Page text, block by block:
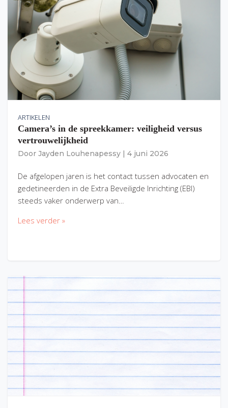
ARTIKELEN
Camera’s in de spreekkamer: veiligheid versus
vertrouwelijkheid
Door Jayden Louhenapessy 4 juni 2026
De afgelopen jaren is het contact tussen advocaten en
gedetineerden in de Extra Beveiligde Inrichting (EBI)
steeds vaker onderwerp van…
Lees verder »